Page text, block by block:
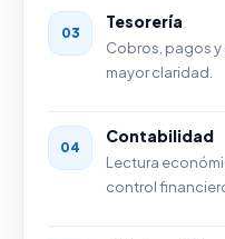
03
Tesorería
Cobros, pagos
mayor claridad.
04
Contabilidad
Lectura
control